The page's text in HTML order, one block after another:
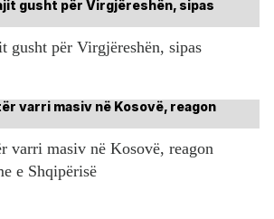
gusht për Virgjëreshën, sipas
varri masiv në Kosovë, reagon
e Shqipërisë